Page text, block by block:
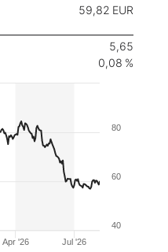
59,82 EUR
5,65
0,08 %
Apr '26 Jul '26
40
60
80